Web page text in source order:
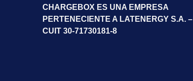
CHARGEBOX ES UNA EMPRESA
PERTENECIENTE A LATENERGY S.A. –
CUIT 30-71730181-8